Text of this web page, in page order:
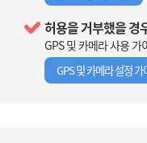
허용을 거부했을 경
GPS 및 카메라 사용 가
GPS 및 카메라 설정 가